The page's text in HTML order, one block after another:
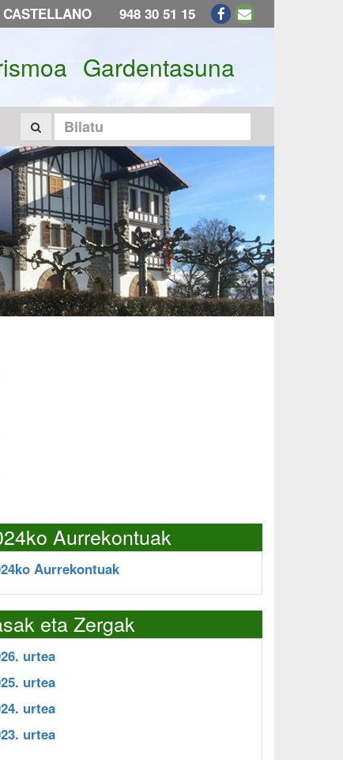
CASTELLANO 948 30 51 15
Gardentasuna
Aurrekontuak
Aurrekontuak
eta Zergak
urtea
urtea
urtea
urtea